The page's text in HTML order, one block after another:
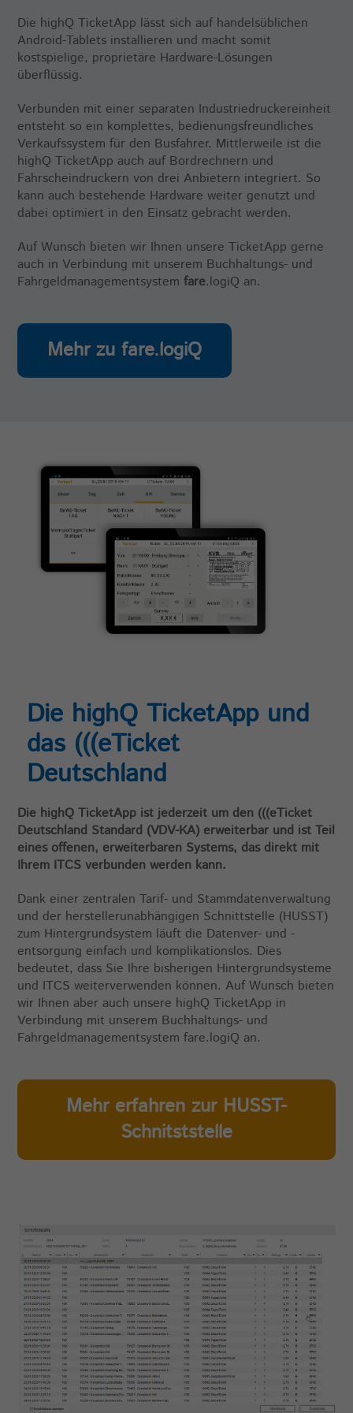
Die highQ TicketApp lässt sich auf handelsüblichen
Android-Tablets installieren und macht somit
kostspielige, proprietäre Hardware-Lösungen
überflüssig.
Verbunden mit einer separaten Industriedruckereinheit
entsteht so ein komplettes, bedienungsfreundliches
Verkaufssystem für den Busfahrer. Mittlerweile ist die
highQ TicketApp auch auf Bordrechnern und
Fahrscheindruckern von drei Anbietern integriert. So
kann auch bestehende Hardware weiter genutzt und
dabei optimiert in den Einsatz gebracht werden.
Auf Wunsch bieten wir Ihnen unsere TicketApp gerne
auch in Verbindung mit unserem Buchhaltungs- und
Fahrgeldmanagementsystemfare.logiQ an.
Mehr zu fare.logiQ
Die highQ TicketApp und
das (((eTicket
Deutschland
Die highQ TicketApp ist jederzeit um den (((eTicket
Deutschland Standard (VDV-KA) erweiterbar und ist Teil
eines offenen, erweiterbaren Systems, das direkt mit
Ihrem ITCS verbunden werden kann.
Dank einer zentralen Tarif- und Stammdatenverwaltung
und der herstellerunabhängigen Schnittstelle (HUSST)
zum Hintergrundsystem läuft die Datenver- und -
entsorgung einfach und komplikationslos. Dies
bedeutet, dass Sie Ihre bisherigen Hintergrundsysteme
und ITCS weiterverwenden können. Auf Wunsch bieten
wir Ihnen aber auch unsere highQ TicketApp in
Verbindung mit unserem Buchhaltungs- und
Fahrgeldmanagementsystem fare.logiQ an.
Mehr erfahren zur HUSST-
Schnitststelle
Laufzeit 6 Monate
Zweck
Speicherung der Attribution-Informationen,
Name _pk_ses, _pk_cvar, _pk_hsr
Anbieter highQ
Laufzeit 30 Minuten
Zweck
Kurzlebige Cookies, die Daten für den
Besuch temporär speichern
Anbieter highQ
Zweck
_paq.push([‘rememberConsentGiven’,
optionallyExpireConsentInHours]) verkürzt
werden.
mtm_cookie_consent
highQ
30 Jahre
Zweck
durch den Aufruf von:
_paq.push([‚rememberCookieConsentGiven‘,
optionallyExpireConsentInHours]); verkürzt
werden.
Name matomo_ignore
Anbieter highQ
Zweck Schließt das Tracking aus.
Name matomo_sessid
Anbieter highQ
Laufzeit 14 Tage
Zweck
den Zeitpunkt Ihres ersten Besuchs.
Anhand dieser ID kann Facebook
wiederkehrende User auf dieser Website
Name _GRECAPTCHA
Anbieter Google reCaptcha
Laufzeit
Zweck to provide spam protection.
Cookie-Informationen anzeigen